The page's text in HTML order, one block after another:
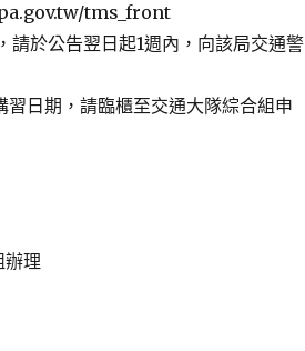
tms_front
於公告翌日起1週內，向該局交通警
日期，請臨櫃至交通大隊綜合組申
辦理